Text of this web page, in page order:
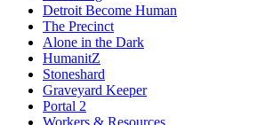
Detroit Become Human
The Precinct
Alone in the Dark
HumanitZ
Stoneshard
Graveyard Keeper
Portal 2
Workers & Resources